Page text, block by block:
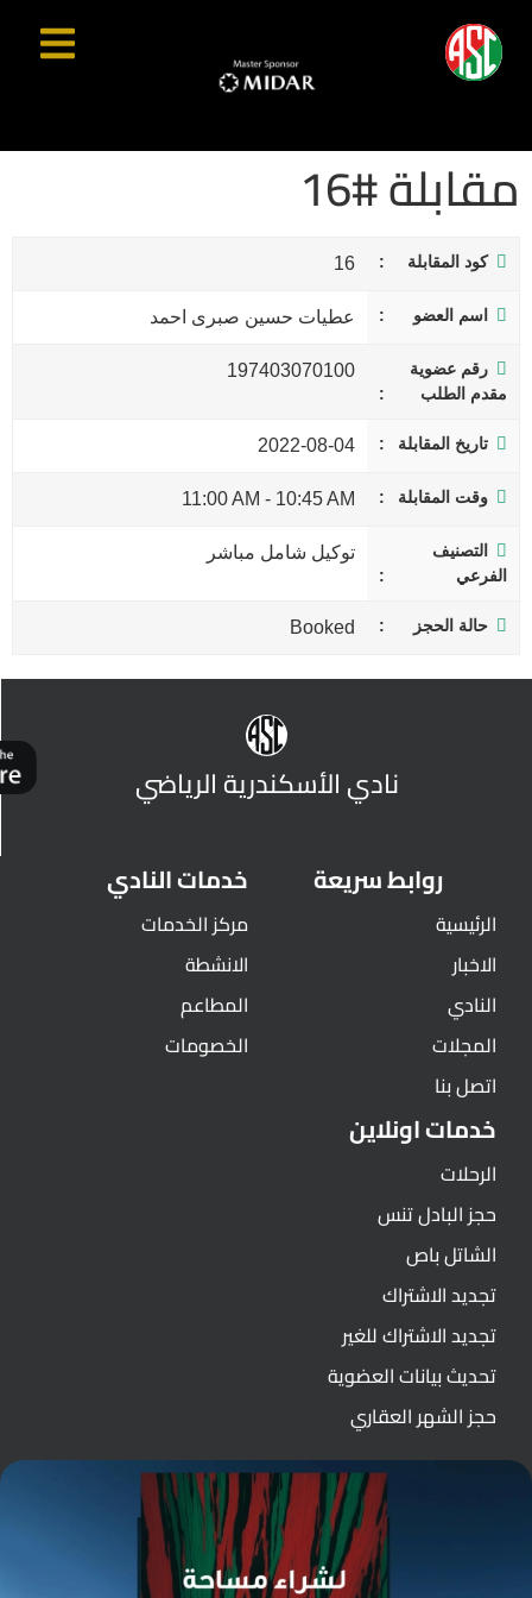
مقابلة #16
كود المقابلة 16
اسم العضو عطيات حسين صبرى احمد
رقم عضوية
مقدم الطلب
197403070100
تاريخ المقابلة 2022-08-04
وقت المقابلة 10:45 AM
-
11:00 AM
التصنيف
الفرعي
توكيل شامل مباشر
حالة الحجز Booked
نادي الأسكندرية الرياضي
روابط سريعة
الرئيسية
الاخبار
النادي
المجلات
اتصل بنا
خدمات النادي
مركز الخدمات
الانشطة
المطاعم
الخصومات
خدمات اونلاين
الرحلات
حجز البادل تنس
الشاتل باص
تجديد الاشتراك
تجديد الاشتراك للغير
تحديث بيانات العضوية
حجز الشهر العقاري